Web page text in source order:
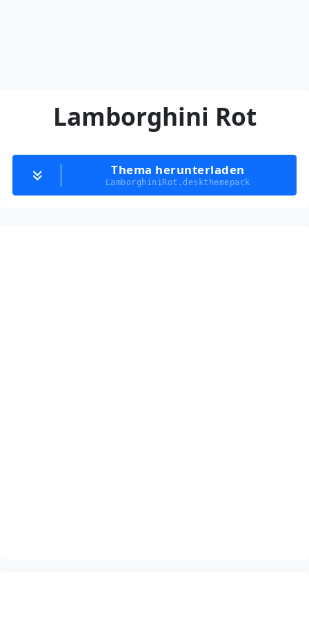
Lamborghini Rot
Thema herunterladen
LamborghiniRot.deskthemepack